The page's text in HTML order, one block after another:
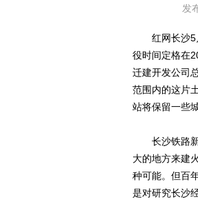
发
红网长沙5月
役时间定格在
迁建开发公司
范围内的这片
站将保留一些
长沙铁路新
大的地方来建
种可能。但百
是对研究长沙